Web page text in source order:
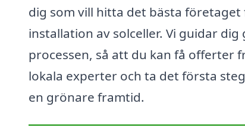
dig som vill hitta det bästa företaget
installation av solceller. Vi guidar dig
processen, så att du kan få offerter
lokala experter och ta det första
en grönare framtid.